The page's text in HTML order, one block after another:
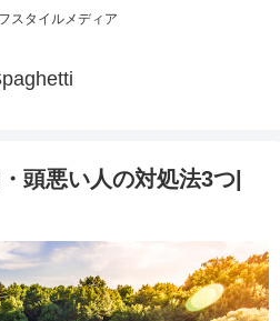
スタイルメディア
頭悪い人の対処法3つ|